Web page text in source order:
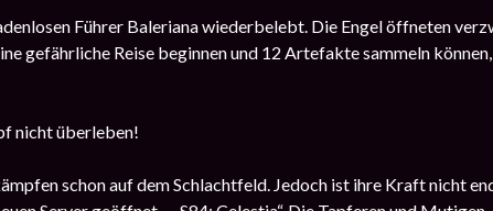
Führer Baleriana wiederbelebt. Die Engel öffneten
gefährliche Reise beginnen und 12 Artefakte sammeln
nicht überleben!
schon auf dem Schlachtfeld. Jedoch ist ihre Kraft nicht